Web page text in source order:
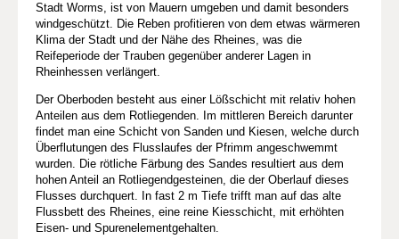
Stadt Worms, ist von Mauern umgeben und damit besonders
windgeschützt. Die Reben profitieren von dem etwas wärmeren
Klima der Stadt und der Nähe des Rheines, was die
Reifeperiode der Trauben gegenüber anderer Lagen in
Rheinhessen verlängert.
Der Oberboden besteht aus einer Lößschicht mit relativ hohen
Anteilen aus dem Rotliegenden. Im mittleren Bereich darunter
findet man eine Schicht von Sanden und Kiesen, welche durch
Überflutungen des Flusslaufes der Pfrimm angeschwemmt
wurden. Die rötliche Färbung des Sandes resultiert aus dem
hohen Anteil an Rotliegendgesteinen, die der Oberlauf dieses
Flusses durchquert. In fast 2 m Tiefe trifft man auf das alte
Flussbett des Rheines, eine reine Kiesschicht, mit erhöhten
Eisen- und Spurenelementgehalten.